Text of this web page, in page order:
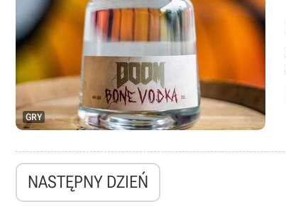
GRY
NASTĘPNY DZIEŃ